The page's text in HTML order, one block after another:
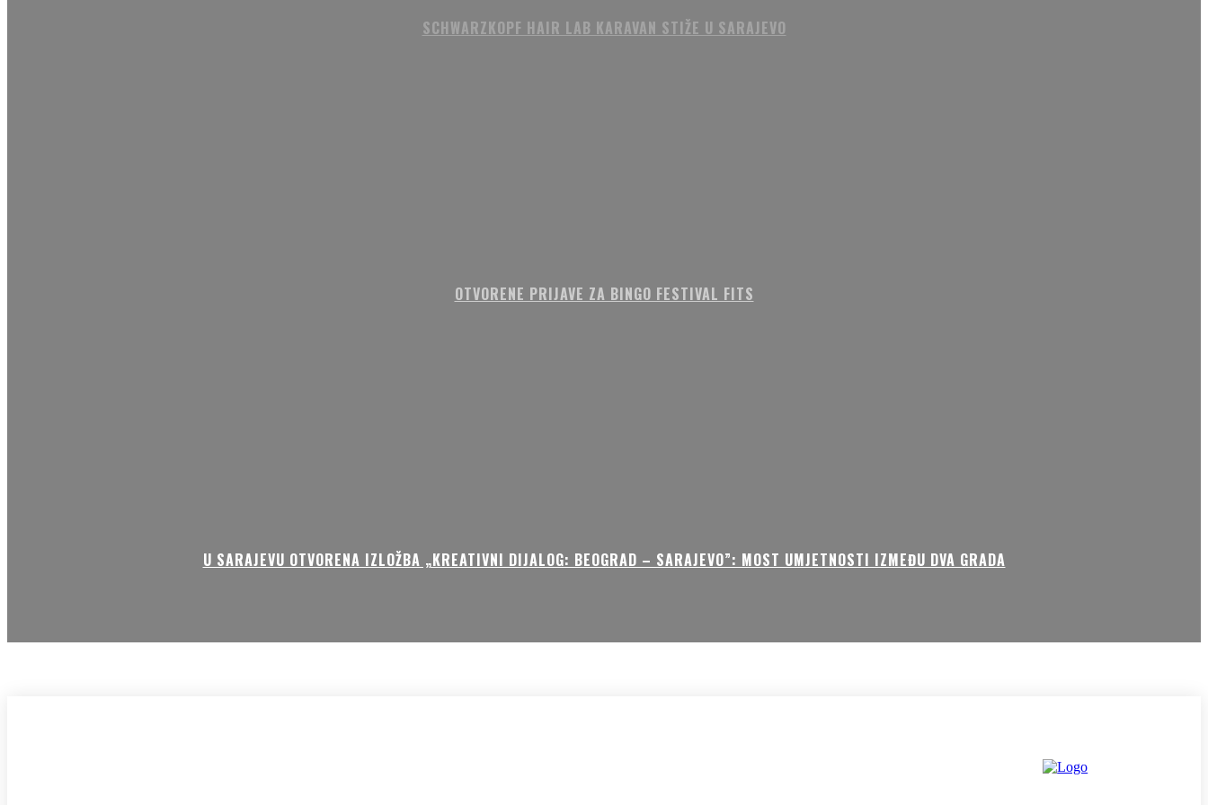
SCHWARZKOPF HAIR LAB KARAVAN STIŽE U SARAJEVO
OTVORENE PRIJAVE ZA BINGO FESTIVAL FITS
U SARAJEVU OTVORENA IZLOŽBA „KREATIVNI DIJALOG: BEOGRAD – SARAJEVO”: MOST UMJETNOSTI IZMEĐU DVA GRADA